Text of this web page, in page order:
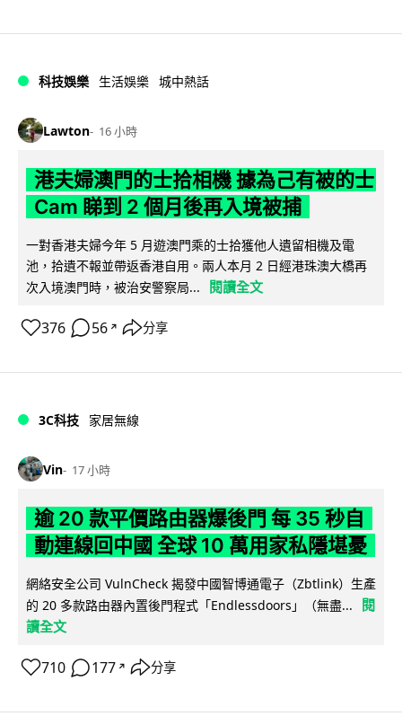
科技娛樂 生活娛樂 城中熱話
Lawton 16 小時
港夫婦澳門的士拾相機 據為己有被的士
Cam 睇到 2 個月後再入境被捕
一對香港夫婦今年 5 月遊澳門乘的士拾獲他人遺留相機及電
池，拾遺不報並帶返香港自用。兩人本月 2 日經港珠澳大橋再
次入境澳門時，被治安警察局...
閱讀全文
376 56 ↗ 分享
3C科技 家居無線
Vin 17 小時
逾 20 款平價路由器爆後門 每 35 秒自
動連線回中國 全球 10 萬用家私隱堪憂
網絡安全公司 VulnCheck 揭發中國智博通電子（Zbtlink）生產
的 20 多款路由器內置後門程式「Endlessdoors」（無盡...
閱
讀全文
710 177 ↗ 分享